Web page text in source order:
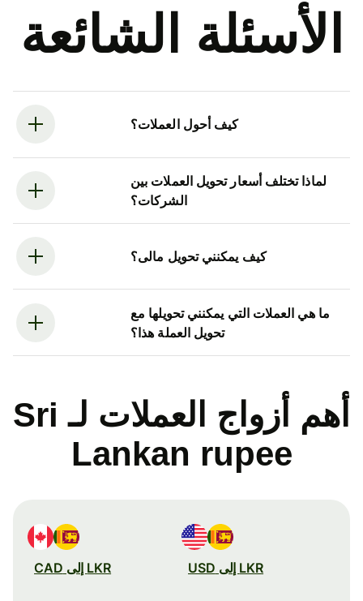
الأسئلة الشائعة
كيف أحول العملات؟
لماذا تختلف أسعار تحويل العملات بين
الشركات؟
كيف يمكنني تحويل مالى؟
ما هي العملات التي يمكنني تحويلها مع
تحويل العملة هذا؟
أهم أزواج العملات لـ Sri
Lankan rupee
LKR إلى USD LKR إلى CAD